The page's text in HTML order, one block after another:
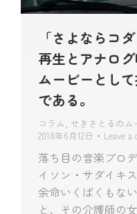
「さよならコ
再生とアナロ
ムービーとし
である。
コラム, せきさとるの
2018年6月12日
Leave
落ち目の音楽プロ
イソン・サダイキ
余命いくばくもな
と、その介護師の